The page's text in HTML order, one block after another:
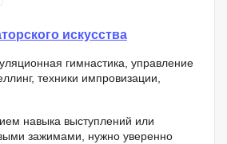
искусства
гимнастика, управление
техники импровизации,
навыка выступлений или
зажимами, нужно уверенно